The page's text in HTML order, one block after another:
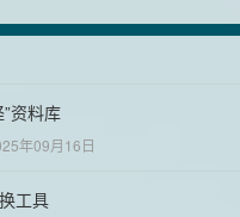
资料库
年09月16日
工具